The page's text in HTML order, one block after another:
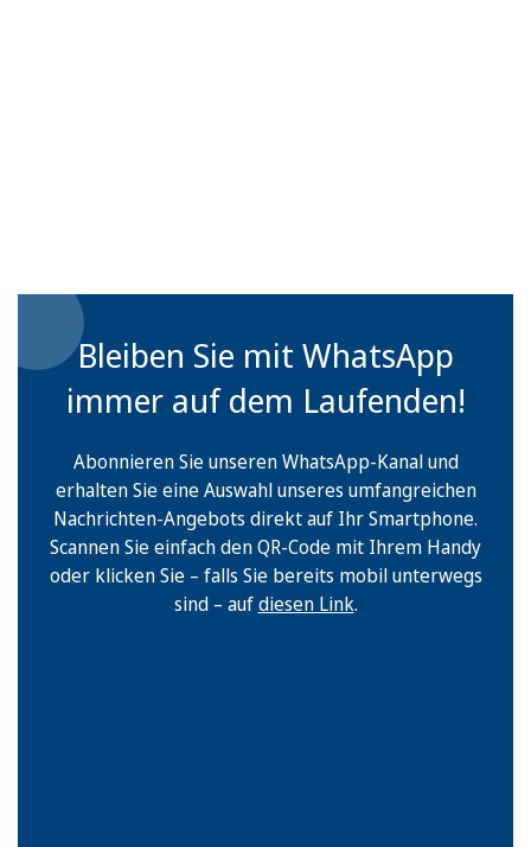
Bleiben Sie mit WhatsApp
immer auf dem Laufenden!
Abonnieren Sie unseren WhatsApp-Kanal und
erhalten Sie eine Auswahl unseres umfangreichen
Nachrichten-Angebots direkt auf Ihr Smartphone.
Scannen Sie einfach den QR-Code mit Ihrem Handy
oder klicken Sie – falls Sie bereits mobil unterwegs
sind – aufdiesen Link.